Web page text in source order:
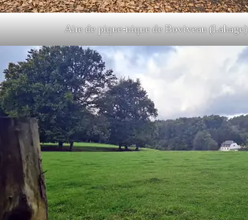
Aire de pique-nique de Boviveau (Lahage)